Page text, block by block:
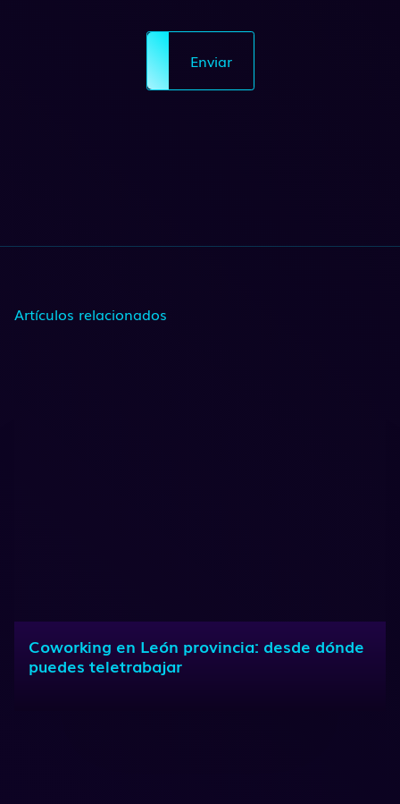
Enviar
Artículos relacionados
Coworking en León provincia: desde dónde
puedes teletrabajar